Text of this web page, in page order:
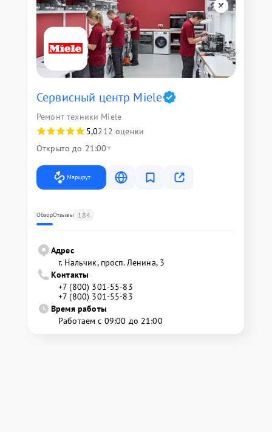
Сервисный центр Miele
Ремонт техники Miele
5,0212 оценки
Открыто до 21:00
Маршрут
ОбзорОтзывы 184
Адрес
г. Нальчик, просп. Ленина, 3
Контакты
+7 (800) 301-55-83
+7 (800) 301-55-83
Время работы
Работаем с 09:00 до 21:00